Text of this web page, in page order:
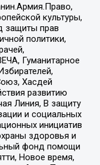
культуры,
защиты прав
политики,
Гуманитарное
Хасдей
развитию
Линия, В защиту
и социальных
инициатив
здоровья и
фонд помощи
Новое время,